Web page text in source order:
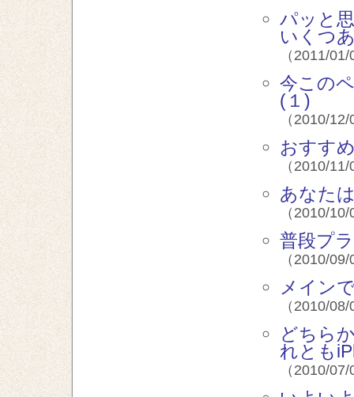
パッと
いくつ
（2011/
今この
(１)
（2010/
おすす
（2010/
あなた
（2010/
普段プ
（2010/
メイン
（2010/
どちら
れとも
（2010/